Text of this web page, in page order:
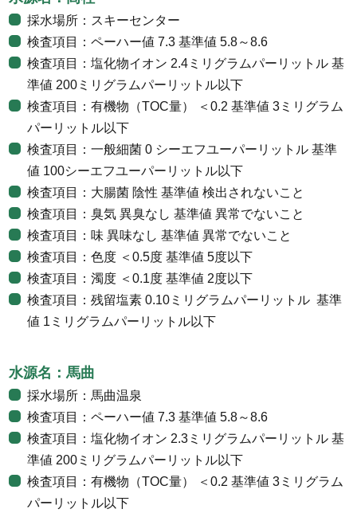
採水場所：スキーセンター
検査項目：ペーハー値 7.3 基準値 5.8～8.6
検査項目：塩化物イオン 2.4ミリグラムパーリットル 基
準値 200ミリグラムパーリットル以下
検査項目：有機物（TOC量） ＜0.2 基準値 3ミリグラム
パーリットル以下
検査項目：一般細菌 0 シーエフユーパーリットル 基準
値 100シーエフユーパーリットル以下
検査項目：大腸菌 陰性 基準値 検出されないこと
検査項目：臭気 異臭なし 基準値 異常でないこと
検査項目：味 異味なし 基準値 異常でないこと
検査項目：色度 ＜0.5度 基準値 5度以下
検査項目：濁度 ＜0.1度 基準値 2度以下
検査項目：残留塩素 0.10ミリグラムパーリットル 基準
値 1ミリグラムパーリットル以下
水源名：馬曲
採水場所：馬曲温泉
検査項目：ペーハー値 7.3 基準値 5.8～8.6
検査項目：塩化物イオン 2.3ミリグラムパーリットル 基
準値 200ミリグラムパーリットル以下
検査項目：有機物（TOC量） ＜0.2 基準値 3ミリグラム
パーリットル以下